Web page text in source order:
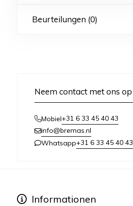
Beurteilungen (0)
Neem contact met ons op
Mobiel+31 6 33 45 40 43
info@bremas.nl
Whatsapp+31 6 33 45 40 43
Informationen